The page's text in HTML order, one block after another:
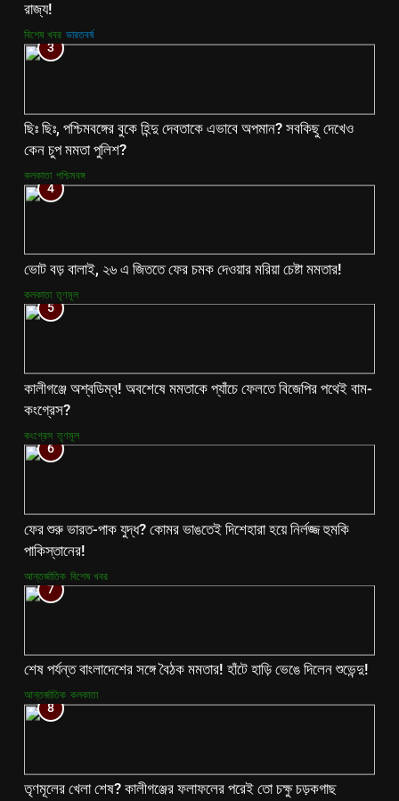
রাজ্য!
বিশেষ খবর ভারতবর্ষ
3
ছিঃ ছিঃ, পশ্চিমবঙ্গের বুকে হিন্দু দেবতাকে এভাবে অপমান? সবকিছু দেখেও
কেন চুপ মমতা পুলিশ?
কলকাতা পশ্চিমবঙ্গ
4
ভোট বড় বালাই, ২৬ এ জিততে ফের চমক দেওয়ার মরিয়া চেষ্টা মমতার!
কলকাতা তৃণমূল
5
কালীগঞ্জে অশ্বডিম্ব! অবশেষে মমতাকে প্যাঁচে ফেলতে বিজেপির পথেই বাম-
কংগ্রেস?
কংগ্রেস তৃণমূল
6
ফের শুরু ভারত-পাক যুদ্ধ? কোমর ভাঙতেই দিশেহারা হয়ে নির্লজ্জ হুমকি
পাকিস্তানের!
আন্তর্জাতিক বিশেষ খবর
7
শেষ পর্যন্ত বাংলাদেশের সঙ্গে বৈঠক মমতার! হাঁটে হাড়ি ভেঙে দিলেন শুভেন্দু!
আন্তর্জাতিক কলকাতা
8
তৃণমূলের খেলা শেষ? কালীগঞ্জের ফলাফলের পরেই তো চক্ষু চড়কগাছ